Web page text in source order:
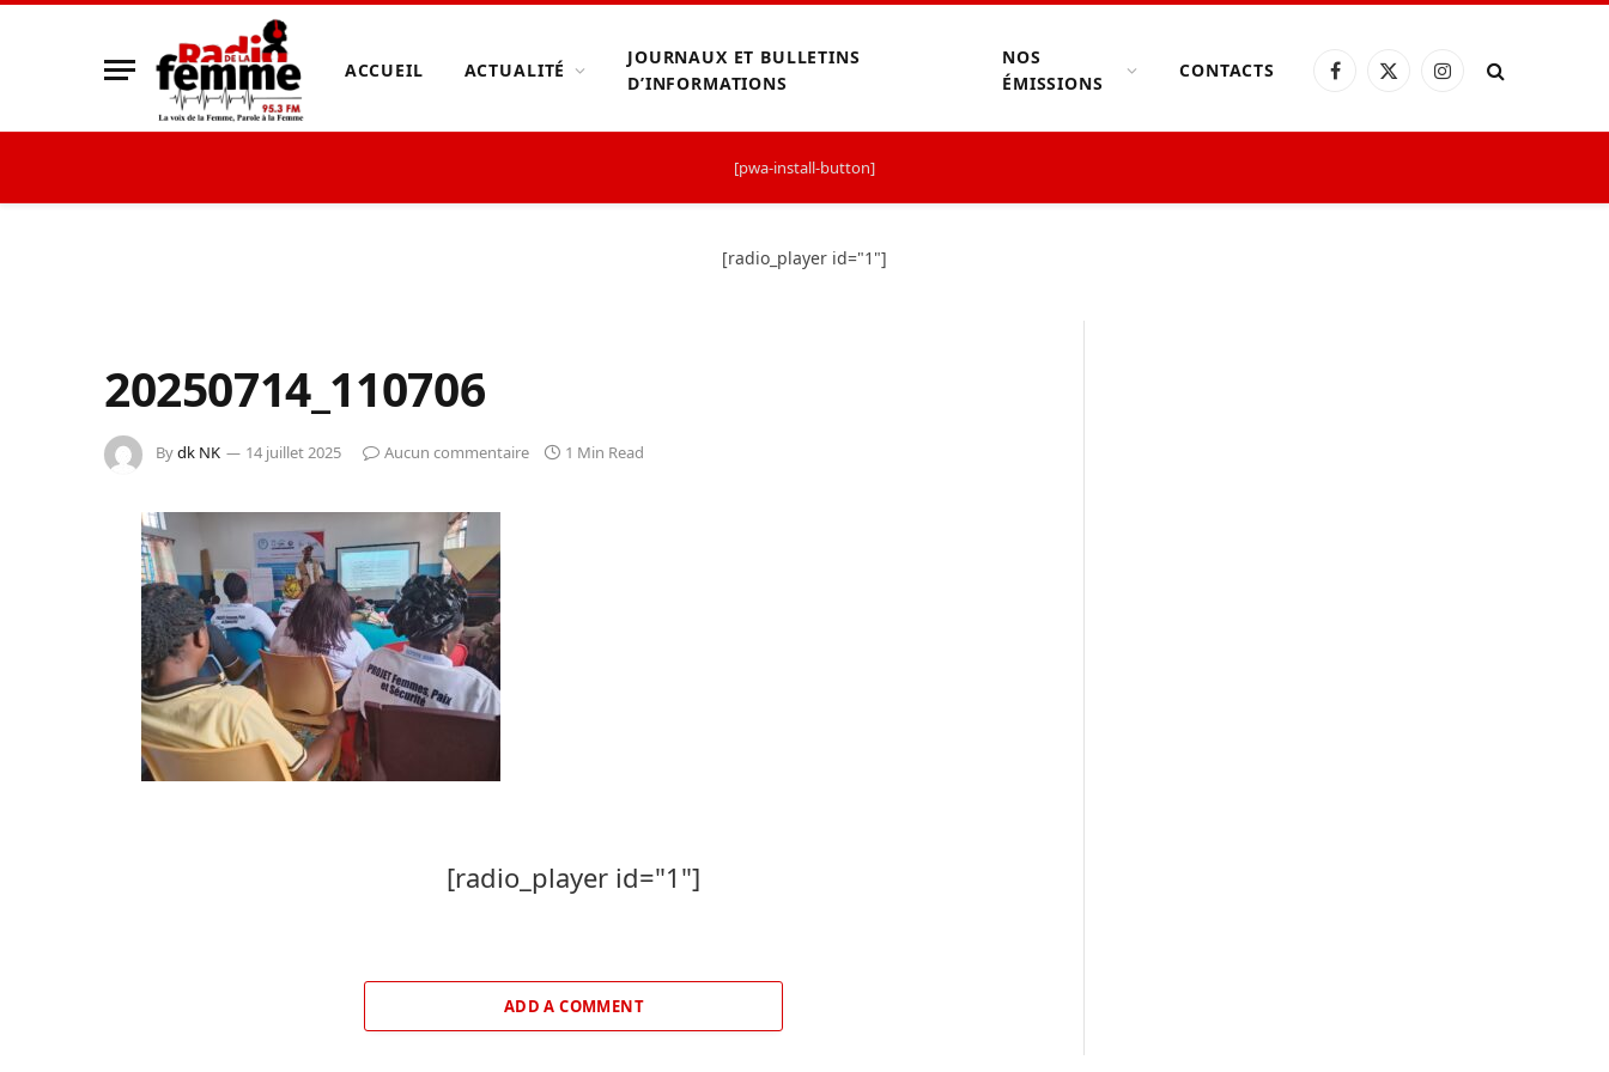
ACCUEIL ACTUALITÉ
JOURNAUX ET BULLETINS
D’INFORMATIONS
NOS
ÉMISSIONS
CONTACTS Facebook
X
Instagram
[pwa-install-button]
[radio_player id="1"]
20250714_110706
Bydk NK 14 juillet 2025 Aucun commentaire 1 Min Read
[radio_player id="1"]
ADD A COMMENT